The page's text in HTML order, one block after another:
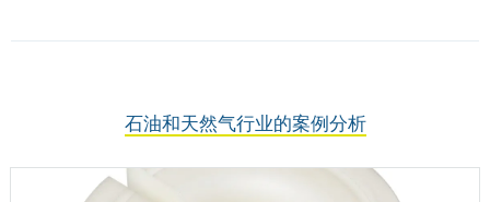
石油和天然气行业的案例分析